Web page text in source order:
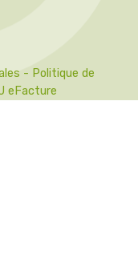
- Politique de
eFacture